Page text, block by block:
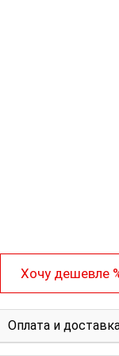
Хочу дешевле
Оплата и